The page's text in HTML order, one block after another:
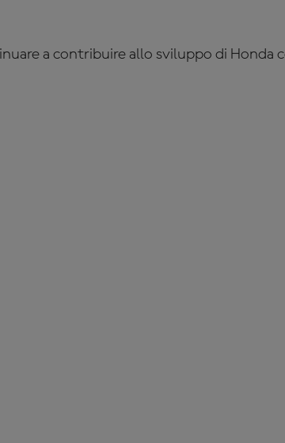
a contribuire allo sviluppo di